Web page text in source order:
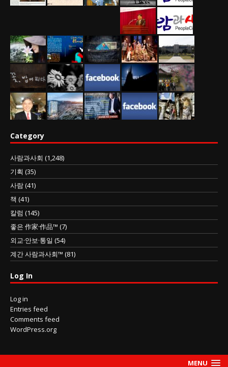
Category
사람과사회 (1,248)
기획 (35)
사람(41)
책 (41)
칼럼 (145)
좋은 作家·作品™ (7)
외교·안보·통일 (54)
계간 사람과사회™ (81)
Log In
Log in
Entries feed
Comments feed
WordPress.org
MENU